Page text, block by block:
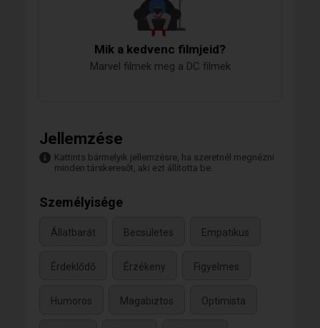
Mik a kedvenc filmjeid?
Marvel filmek meg a DC filmek
Jellemzése
Kattints bármelyik jellemzésre, ha szeretnél megnézni
minden társkeresőt, aki ezt állította be.
Személyisége
Állatbarát Becsületes Empatikus
Érdeklődő Érzékeny Figyelmes
Humoros Magabiztos Optimista